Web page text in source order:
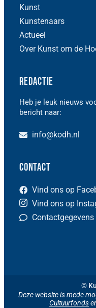
Kunst
Kunstenaars
Actueel
Over Kunst om de
Redactie
Heb je leuk nieuws
bericht naar:
info@kodh.nl
Contact
Vind ons op
Vind ons op
Contactgegevens
©
Deze website is mede
Cultuurfonds